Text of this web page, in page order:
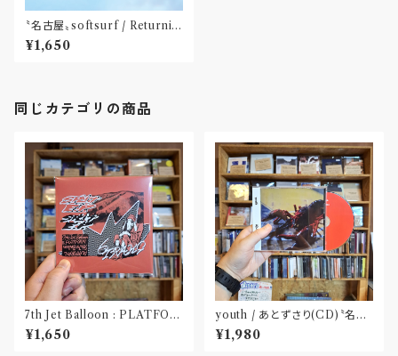
〝名古屋〟softsurf / Returnin
g Wave (CD作品)
¥1,650
同じカテゴリの商品
7th Jet Balloon : PLATFOR
M SPLIT EP(CD)〝長野〟×
〝大阪〟
¥1,650
youth / あとずさり(CD)〝名古
屋〟
¥1,980